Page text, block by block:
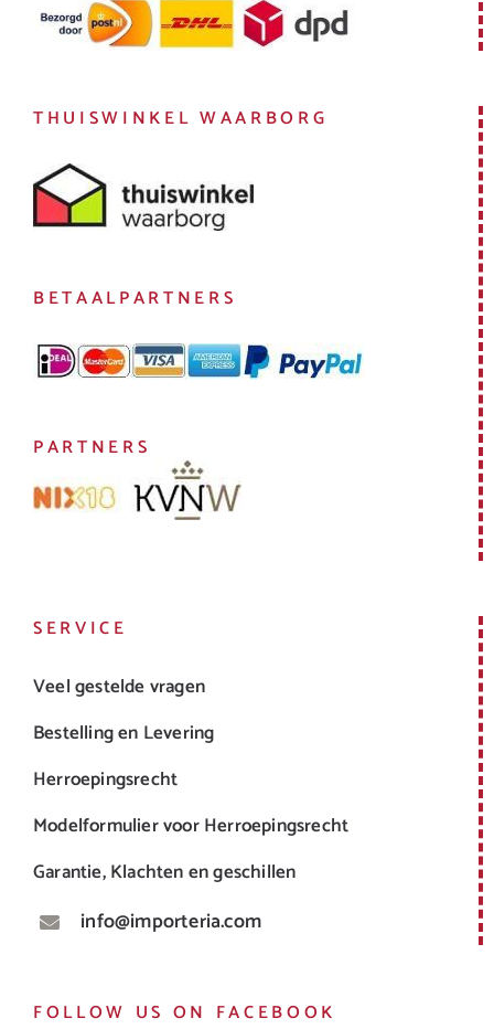
THUISWINKEL WAARBORG
BETAALPARTNERS
PARTNERS
SERVICE
Veel gestelde vragen
Bestelling en Levering
Herroepingsrecht
Modelformulier voor Herroepingsrecht
Garantie, Klachten en geschillen
info@importeria.com
FOLLOW US ON FACEBOOK